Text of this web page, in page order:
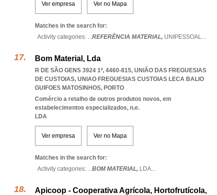
Ver empresa Ver no Mapa
Matches in the search for:
Activity categories: ...REFERÊNCIA MATERIAL, UNIPESSOAL...
Bom Material, Lda
R DE SÃO GENS 3924 1º, 4460-815, UNIÃO DAS FREGUESIAS
DE CUSTOIAS, UNIAO FREGUESIAS CUSTOIAS LECA BALIO
GUIFOES MATOSINHOS, PORTO
Comércio a retalho de outros produtos novos, em
estabelecimentos especializados, n.e.
LDA
Ver empresa Ver no Mapa
Matches in the search for:
Activity categories: ...BOM MATERIAL, LDA...
Apicoop - Cooperativa Agrícola, Hortofrutícola,